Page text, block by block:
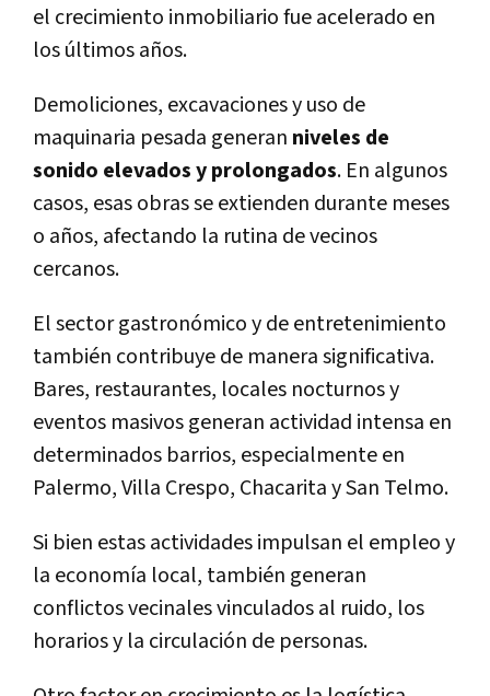
el crecimiento inmobiliario fue acelerado en
los últimos años.
Demoliciones, excavaciones y uso de
maquinaria pesada generan niveles de
sonido elevados y prolongados. En algunos
casos, esas obras se extienden durante meses
o años, afectando la rutina de vecinos
cercanos.
El sector gastronómico y de entretenimiento
también contribuye de manera significativa.
Bares, restaurantes, locales nocturnos y
eventos masivos generan actividad intensa en
determinados barrios, especialmente en
Palermo, Villa Crespo, Chacarita y San Telmo.
Si bien estas actividades impulsan el empleo y
la economía local, también generan
conflictos vecinales vinculados al ruido, los
horarios y la circulación de personas.